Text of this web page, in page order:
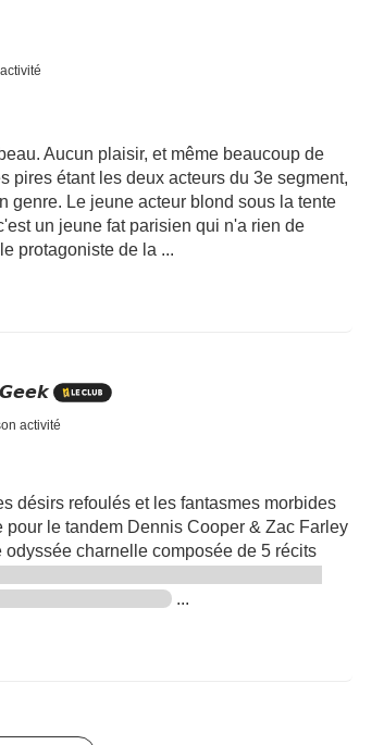
Aucun plaisir, et même beaucoup de
pires étant les deux acteurs du 3e segment,
genre. Le jeune acteur blond sous la tente
un jeune fat parisien qui n'a rien de
protagoniste de la ...
activité
désirs refoulés et les fantasmes morbides
le tandem Dennis Cooper & Zac Farley
charnelle composée de 5 récits
...